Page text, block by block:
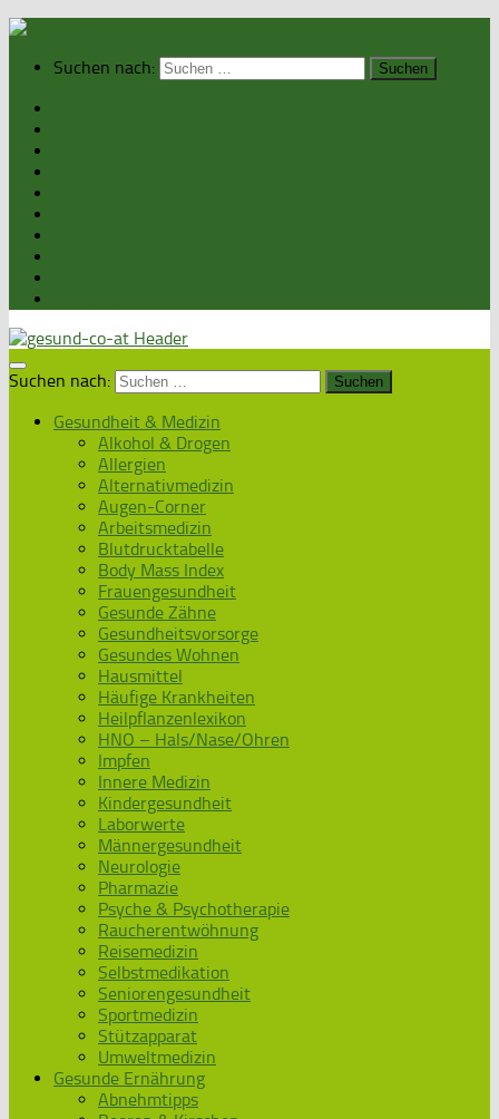
Suchen nach:
Suchen nach:
Gesundheit & Medizin
Alkohol & Drogen
Allergien
Alternativmedizin
Augen-Corner
Arbeitsmedizin
Blutdrucktabelle
Body Mass Index
Frauengesundheit
Gesunde Zähne
Gesundheitsvorsorge
Gesundes Wohnen
Hausmittel
Häufige Krankheiten
Heilpflanzenlexikon
HNO – Hals/Nase/Ohren
Impfen
Innere Medizin
Kindergesundheit
Laborwerte
Männergesundheit
Neurologie
Pharmazie
Psyche & Psychotherapie
Raucherentwöhnung
Reisemedizin
Selbstmedikation
Seniorengesundheit
Sportmedizin
Stützapparat
Umweltmedizin
Gesunde Ernährung
Abnehmtipps